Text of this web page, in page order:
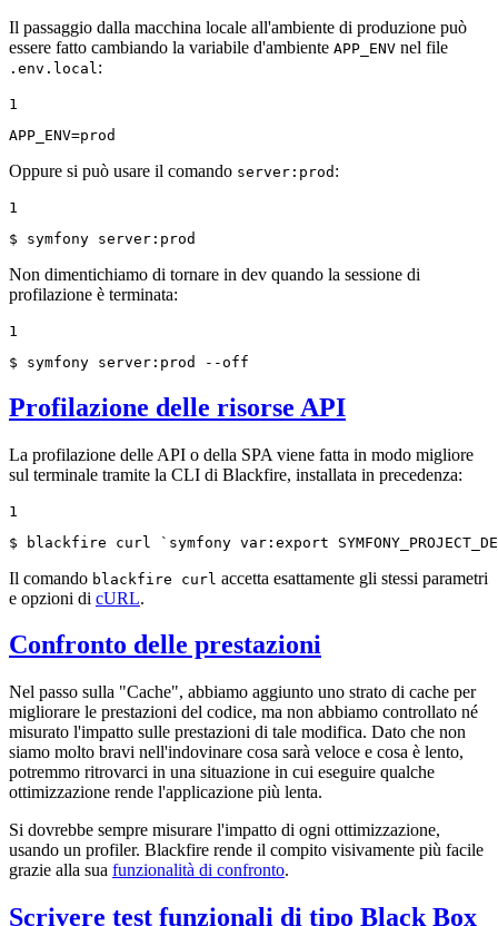
Il passaggio dalla macchina locale all'ambiente di produzione può
essere fatto cambiando la variabile d'ambiente APP_ENV nel file
.env.local :
1
APP_ENV=prod
Oppure si può usare il comando server:prod :
1
$ symfony server:prod
Non dimentichiamo di tornare in dev quando la sessione di
profilazione è terminata:
1
$ symfony server:prod --off
Profilazione delle risorse API
La profilazione delle API o della SPA viene fatta in modo migliore
sul terminale tramite la CLI di Blackfire, installata in precedenza:
1
$
blackfire curl `symfony var: export
Il comando blackfire curl accetta esattamente gli stessi parametri
e opzioni di cURL.
Confronto delle prestazioni
Nel passo sulla "Cache", abbiamo aggiunto uno strato di cache per
migliorare le prestazioni del codice, ma non abbiamo controllato né
misurato l'impatto sulle prestazioni di tale modifica. Dato che non
siamo molto bravi nell'indovinare cosa sarà veloce e cosa è lento,
potremmo ritrovarci in una situazione in cui eseguire qualche
ottimizzazione rende l'applicazione più lenta.
Si dovrebbe sempre misurare l'impatto di ogni ottimizzazione,
usando un profiler. Blackfire rende il compito visivamente più facile
grazie alla sua funzionalità di confronto.
Scrivere test funzionali di tipo Black Box